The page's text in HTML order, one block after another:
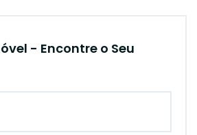
- Encontre o Seu